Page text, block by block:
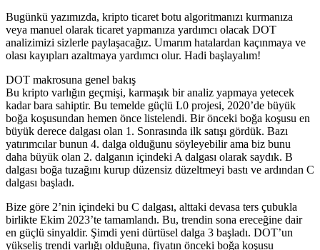
Bugünkü yazımızda, kripto ticaret botu algoritmanızı kurmanıza
veya manuel olarak ticaret yapmanıza yardımcı olacak DOT
analizimizi sizlerle paylaşacağız. Umarım hatalardan kaçınmaya ve
olası kayıpları azaltmaya yardımcı olur. Hadi başlayalım!
DOT makrosuna genel bakış
Bu kripto varlığın geçmişi, karmaşık bir analiz yapmaya yetecek
kadar bara sahiptir. Bu temelde güçlü L0 projesi, 2020’de büyük
boğa koşusundan hemen önce listelendi. Bir önceki boğa koşusu en
büyük derece dalgası olan 1. Sonrasında ilk satışı gördük. Bazı
yatırımcılar bunun 4. dalga olduğunu söyleyebilir ama biz bunu
daha büyük olan 2. dalganın içindeki A dalgası olarak saydık. B
dalgası boğa tuzağını kurup düzensiz düzeltmeyi bastı ve ardından C
dalgası başladı.
Bize göre 2’nin içindeki bu C dalgası, alttaki devasa ters çubukla
birlikte Ekim 2023’te tamamlandı. Bu, trendin sona ereceğine dair
en güçlü sinyaldir. Şimdi yeni dürtüsel dalga 3 başladı. DOT’un
yükseliş trendi varlığı olduğuna, fiyatın önceki boğa koşusu